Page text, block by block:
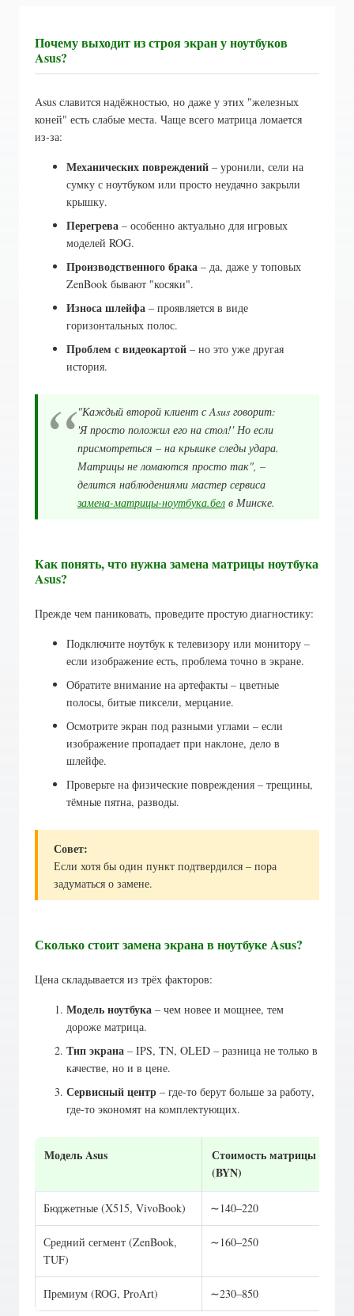
Почему выходит из строя экран у ноутбуков
Asus?
Asus славится надёжностью, но даже у этих "железных
коней" есть слабые места. Чаще всего матрица ломается
из-за:
Механических повреждений – уронили, сели на
сумку с ноутбуком или просто неудачно закрыли
крышку.
Перегрева – особенно актуально для игровых
моделей ROG.
Производственного брака – да, даже у топовых
ZenBook бывают "косяки".
Износа шлейфа – проявляется в виде
горизонтальных полос.
Проблем с видеокартой – но это уже другая
история.
"Каждый второй клиент с Asus говорит:
'Я просто положил его на стол!' Но если
присмотреться – на крышке следы удара.
Матрицы не ломаются просто так", –
делится наблюдениями мастер сервиса
замена-матрицы-ноутбука.бел в Минске.
Как понять, что нужна замена матрицы ноутбука
Asus?
Прежде чем паниковать, проведите простую диагностику:
Подключите ноутбук к телевизору или монитору –
если изображение есть, проблема точно в экране.
Обратите внимание на артефакты – цветные
полосы, битые пиксели, мерцание.
Осмотрите экран под разными углами – если
изображение пропадает при наклоне, дело в
шлейфе.
Проверьте на физические повреждения – трещины,
тёмные пятна, разводы.
Совет:
Если хотя бы один пункт подтвердился – пора
задуматься о замене.
Сколько стоит замена экрана в ноутбуке Asus?
Цена складывается из трёх факторов:
Модель ноутбука – чем новее и мощнее, тем
дороже матрица.
Тип экрана – IPS, TN, OLED – разница не только в
качестве, но и в цене.
Сервисный центр – где-то берут больше за работу,
где-то экономят на комплектующих.
Модель Asus
Стоимость матрицы
(BYN)
Бюджетные (X515, VivoBook) ∼140–220
Средний сегмент (ZenBook,
TUF)
∼160–250
Премиум (ROG, ProArt) ∼230–850